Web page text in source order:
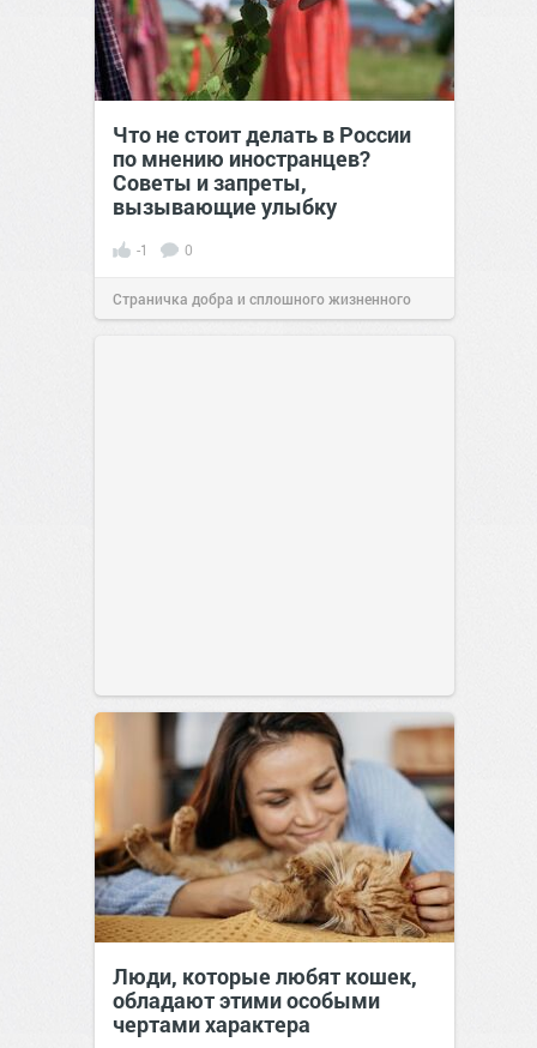
Что не стоит делать в России
по мнению иностранцев?
Советы и запреты,
вызывающие улыбку
-1 0
Страничка добра и сплошного жизненного
Люди, которые любят кошек,
обладают этими особыми
чертами характера